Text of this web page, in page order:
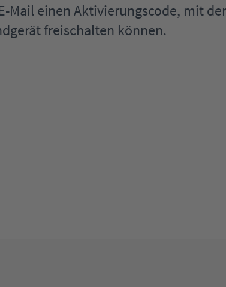
Mail einen Aktivierungscode, mit
freischalten können.